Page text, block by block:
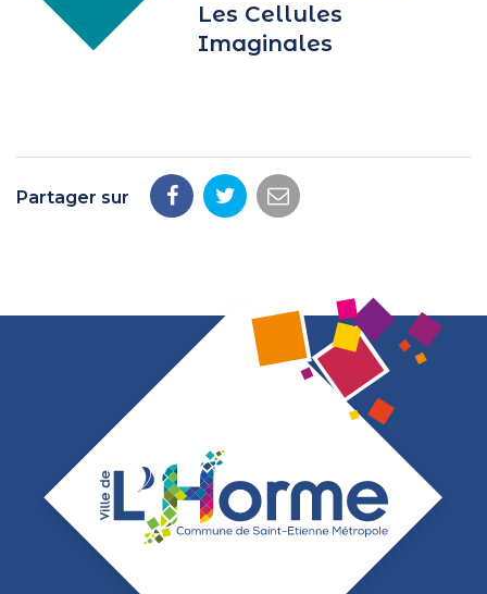
Les Cellules
Imaginales
Partager sur
PartagerPartagerPartager